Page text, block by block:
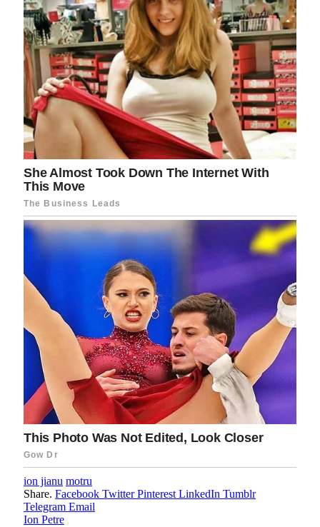
ion jianu motru
Share. Facebook Twitter Pinterest LinkedIn Tumblr
Telegram Email
Ion Petre